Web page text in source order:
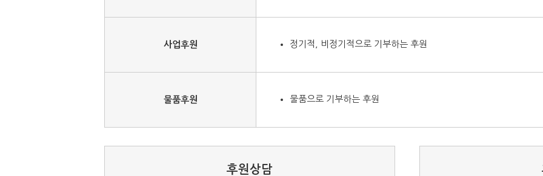
사업후원 정기적, 비정기적으로 기부하는 후원
물품후원 물품으로 기부하는 후원
후원상담